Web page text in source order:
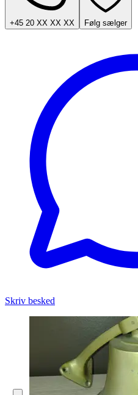
+45 20 XX XX XX Følg sælger
Skriv besked